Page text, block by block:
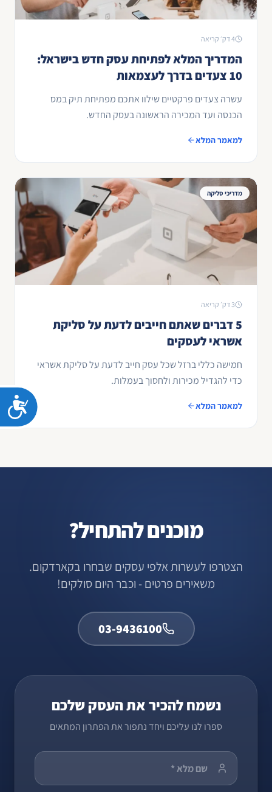
4 דק׳ קריאה
המדריך המלא לפתיחת עסק חדש בישראל:
10 צעדים בדרך לעצמאות
עשרה צעדים פרקטיים שילוו אתכם מפתיחת תיק במס
הכנסה ועד המכירה הראשונה בעסק החדש.
למאמר המלא
מדריכי סליקה
3 דק׳ קריאה
5 דברים שאתם חייבים לדעת על סליקת
אשראי לעסקים
חמישה כללי ברזל שכל עסק חייב לדעת על סליקת אשראי
כדי להגדיל מכירות ולחסוך בעמלות.
למאמר המלא
מוכנים להתחיל?
הצטרפו לעשרות אלפי עסקים שבחרו בקארדקום.
משאירים פרטים - וכבר היום סולקים!
03-9436100
נשמח להכיר את העסק שלכם
ספרו לנו עליכם ויחד נתפור את הפתרון המתאים